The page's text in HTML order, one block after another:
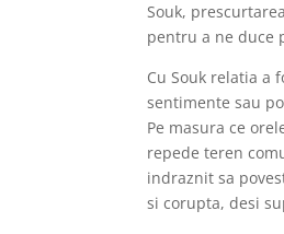
Souk,
pentru a ne duce
Cu Souk relatia a
sentimente sau
Pe masura ce
repede teren
indraznit sa
si corupta, desi